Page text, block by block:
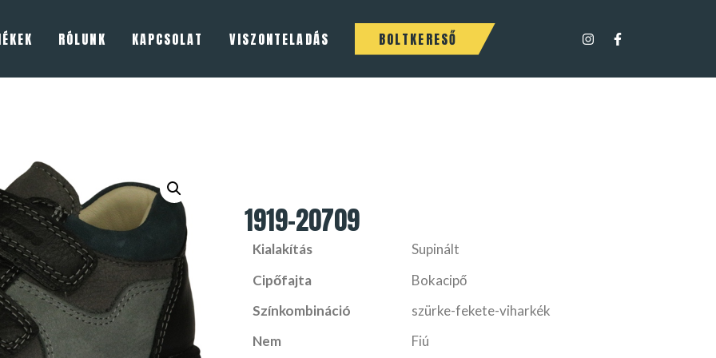
RÓLUNK KAPCSOLAT VISZONTELADÁS BOLTKERESŐ
1919-20709
Kialakítás
Supinált
Cipőfajta
Bokacipő
Színkombináció
szürke-fekete-viharkék
Nem
Fiú